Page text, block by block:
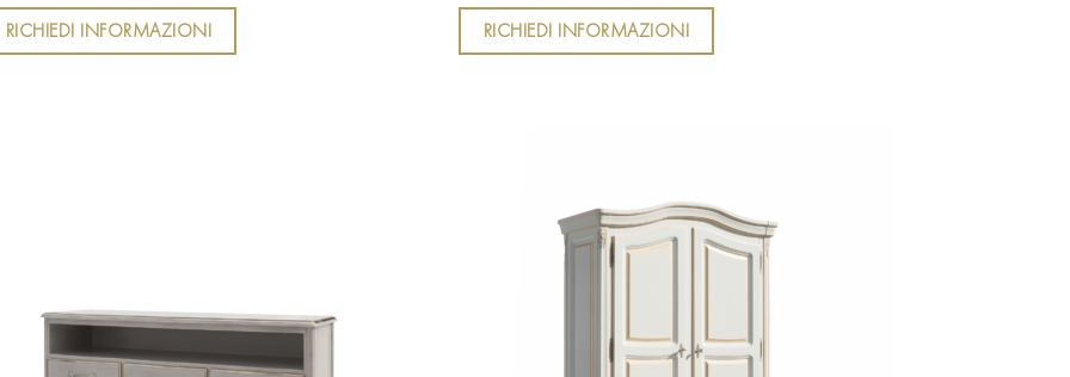
RICHIEDI INFORMAZIONI RICHIEDI INFORMAZIONI